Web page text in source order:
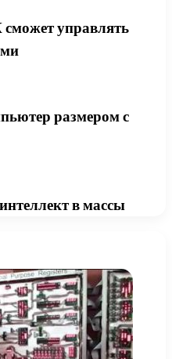
управлять
размером с
в массы